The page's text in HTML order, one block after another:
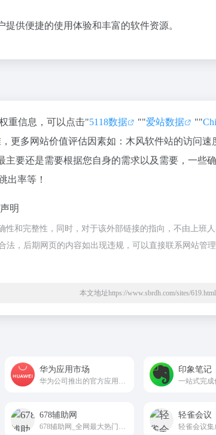
供便捷的使用体验和丰富的软件资源。
重信息，可以点击"5118数据 ""爱站数据 ""
更多网站价值评估因素如：木风软件站的访问速
要还是需要根据您自身的需求以及需要，一些
出率等！
明
和完整性，同时，对于该外部链接的指向，不由上班
法，后期网页的内容如出现违规，可以直接联系网站管
本文地址https://www.sbrdh.com/sites/
华为应用市场 印象笔记
678辅助网 轻雀会议